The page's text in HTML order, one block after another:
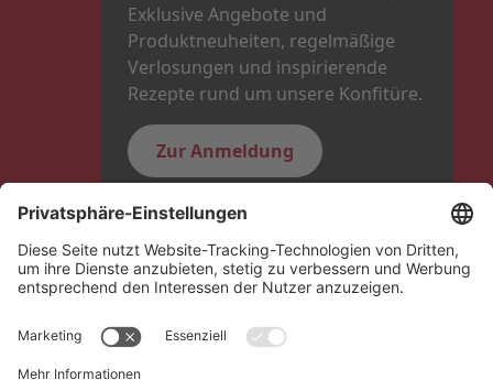
Exklusive Angebote und
Produktneuheiten, regelmäßige
Verlosungen und inspirierende
Rezepte rund um unsere Konfitüre.
Zur Anmeldung
Folge uns